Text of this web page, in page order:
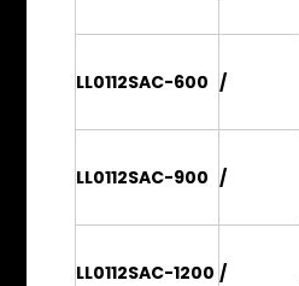
LL0112SAC-600 /
LL0112SAC-900 /
LL0112SAC-1200 /